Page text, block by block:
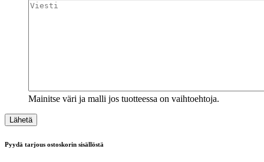
Mainitse väri ja malli jos tuotteessa on vaihtoehtoja.
Pyydä tarjous ostoskorin sisällöstä